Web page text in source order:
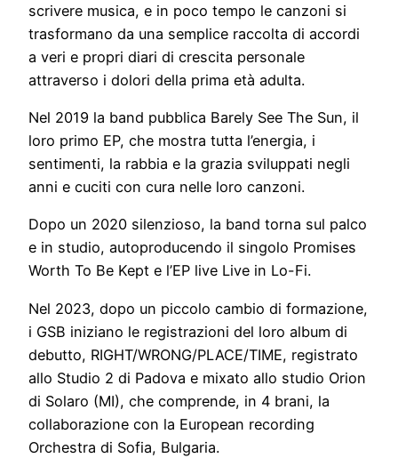
scrivere musica, e in poco tempo le canzoni si
trasformano da una semplice raccolta di accordi
a veri e propri diari di crescita personale
attraverso i dolori della prima età adulta.
Nel 2019 la band pubblica Barely See The Sun, il
loro primo EP, che mostra tutta l’energia, i
sentimenti, la rabbia e la grazia sviluppati negli
anni e cuciti con cura nelle loro canzoni.
Dopo un 2020 silenzioso, la band torna sul palco
e in studio, autoproducendo il singolo Promises
Worth To Be Kept e l’EP live Live in Lo-Fi.
Nel 2023, dopo un piccolo cambio di formazione,
i GSB iniziano le registrazioni del loro album di
debutto, RIGHT/WRONG/PLACE/TIME, registrato
allo Studio 2 di Padova e mixato allo studio Orion
di Solaro (MI), che comprende, in 4 brani, la
collaborazione con la European recording
Orchestra di Sofia, Bulgaria.